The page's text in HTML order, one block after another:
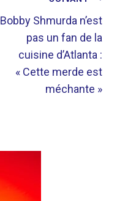
Bobby Shmurda n’est
pas un fan de la
cuisine d’Atlanta :
« Cette merde est
méchante »